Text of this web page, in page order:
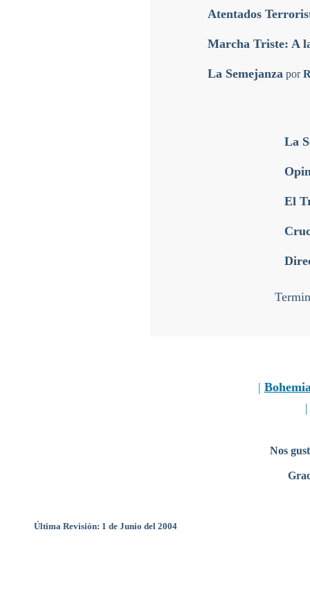
Atentados
Marcha Triste: A
La Semejanza por
La
El
|
Nos
Última Revisión: 1 de Junio del 2004